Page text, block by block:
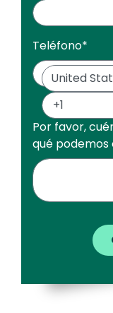
Teléfono*
Por favor,
qué podemos